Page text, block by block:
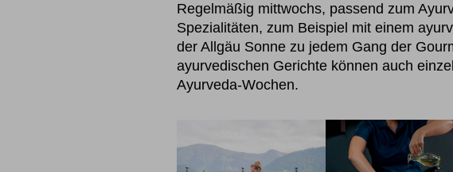
Regelmäßig mittwochs, passend zum
Spezialitäten, zum Beispiel mit einem
der Allgäu Sonne zu jedem Gang der
ayurvedischen Gerichte können auch
Ayurveda-Wochen.